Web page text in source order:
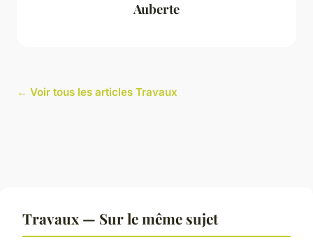
Auberte
← Voir tous les articles Travaux
Travaux — Sur le même sujet